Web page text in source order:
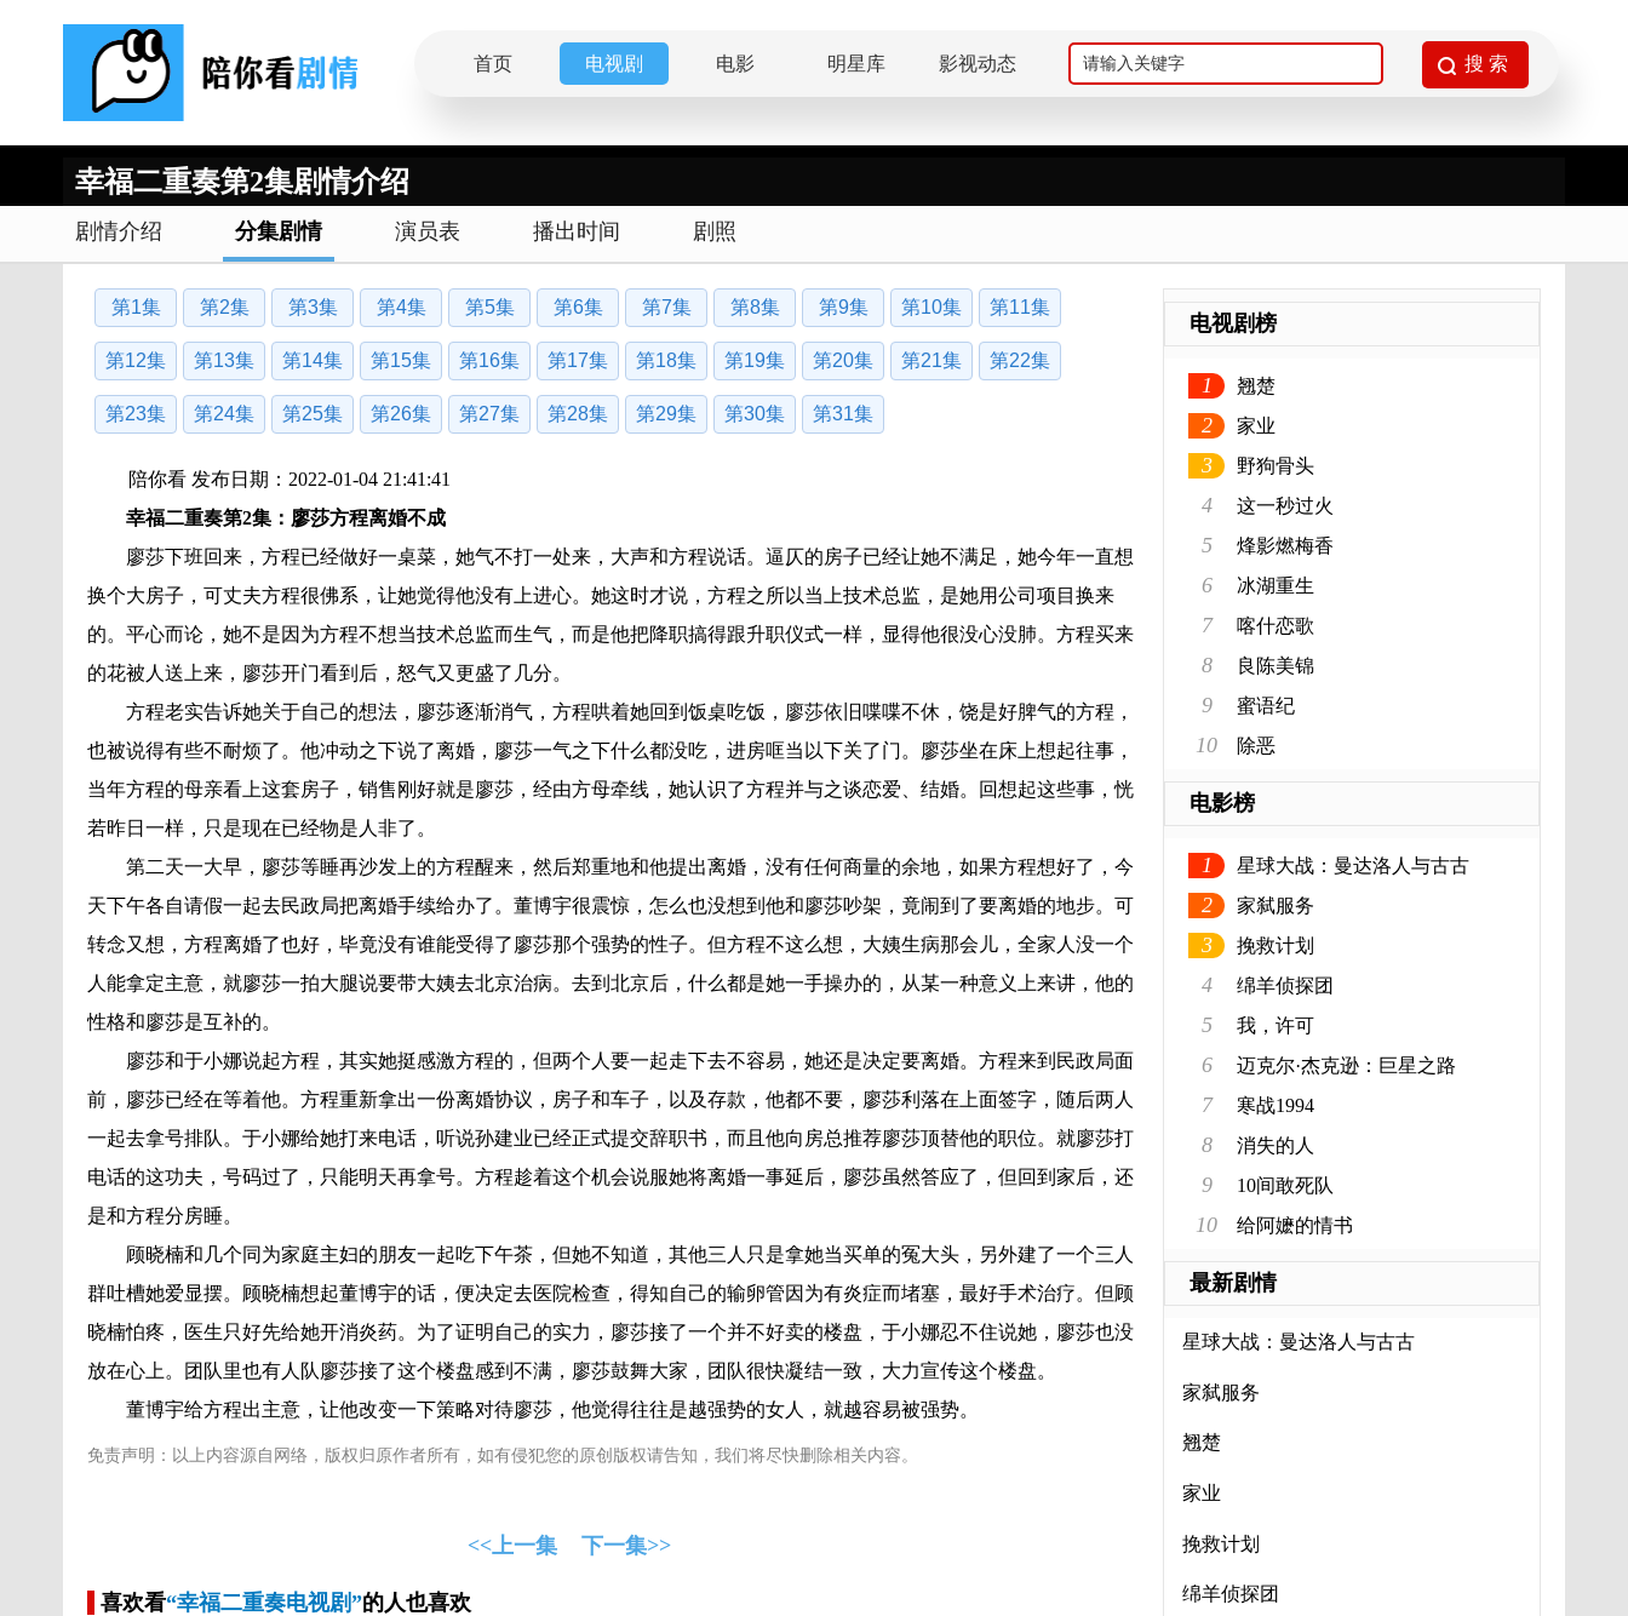
首页 电视剧 电影 明星库 影视动态
幸福二重奏第2集剧情介绍
剧情介绍 分集剧情 演员表 播出时间 剧照
第1集 第2集 第3集 第4集 第5集 第6集 第7集 第8集 第9集 第10集 第11集
第12集 第13集 第14集 第15集 第16集 第17集 第18集 第19集 第20集 第21集 第22集
第23集 第24集 第25集 第26集 第27集 第28集 第29集 第30集 第31集
陪你看 发布日期：2022-01-04 21:41:41
幸福二重奏第2集：廖莎方程离婚不成
廖莎下班回来，方程已经做好一桌菜，她气不打一处来，大声和方程说话。逼仄的房子已经让她不满足，她今年一直想
换个大房子，可丈夫方程很佛系，让她觉得他没有上进心。她这时才说，方程之所以当上技术总监，是她用公司项目换来
的。平心而论，她不是因为方程不想当技术总监而生气，而是他把降职搞得跟升职仪式一样，显得他很没心没肺。方程买来
的花被人送上来，廖莎开门看到后，怒气又更盛了几分。
方程老实告诉她关于自己的想法，廖莎逐渐消气，方程哄着她回到饭桌吃饭，廖莎依旧喋喋不休，饶是好脾气的方程，
也被说得有些不耐烦了。他冲动之下说了离婚，廖莎一气之下什么都没吃，进房哐当以下关了门。廖莎坐在床上想起往事，
当年方程的母亲看上这套房子，销售刚好就是廖莎，经由方母牵线，她认识了方程并与之谈恋爱、结婚。回想起这些事，恍
若昨日一样，只是现在已经物是人非了。
第二天一大早，廖莎等睡再沙发上的方程醒来，然后郑重地和他提出离婚，没有任何商量的余地，如果方程想好了，今
天下午各自请假一起去民政局把离婚手续给办了。董博宇很震惊，怎么也没想到他和廖莎吵架，竟闹到了要离婚的地步。可
转念又想，方程离婚了也好，毕竟没有谁能受得了廖莎那个强势的性子。但方程不这么想，大姨生病那会儿，全家人没一个
人能拿定主意，就廖莎一拍大腿说要带大姨去北京治病。去到北京后，什么都是她一手操办的，从某一种意义上来讲，他的
性格和廖莎是互补的。
廖莎和于小娜说起方程，其实她挺感激方程的，但两个人要一起走下去不容易，她还是决定要离婚。方程来到民政局面
前，廖莎已经在等着他。方程重新拿出一份离婚协议，房子和车子，以及存款，他都不要，廖莎利落在上面签字，随后两人
一起去拿号排队。于小娜给她打来电话，听说孙建业已经正式提交辞职书，而且他向房总推荐廖莎顶替他的职位。就廖莎打
电话的这功夫，号码过了，只能明天再拿号。方程趁着这个机会说服她将离婚一事延后，廖莎虽然答应了，但回到家后，还
是和方程分房睡。
顾晓楠和几个同为家庭主妇的朋友一起吃下午茶，但她不知道，其他三人只是拿她当买单的冤大头，另外建了一个三人
群吐槽她爱显摆。顾晓楠想起董博宇的话，便决定去医院检查，得知自己的输卵管因为有炎症而堵塞，最好手术治疗。但顾
晓楠怕疼，医生只好先给她开消炎药。为了证明自己的实力，廖莎接了一个并不好卖的楼盘，于小娜忍不住说她，廖莎也没
放在心上。团队里也有人队廖莎接了这个楼盘感到不满，廖莎鼓舞大家，团队很快凝结一致，大力宣传这个楼盘。
董博宇给方程出主意，让他改变一下策略对待廖莎，他觉得往往是越强势的女人，就越容易被强势。
免责声明：以上内容源自网络，版权归原作者所有，如有侵犯您的原创版权请告知，我们将尽快删除相关内容。
<<上一集 下一集>>
喜欢看“幸福二重奏电视剧”的人也喜欢
电视剧榜
1 翘楚
2 家业
3 野狗骨头
4 这一秒过火
5 烽影燃梅香
6 冰湖重生
7 喀什恋歌
8 良陈美锦
9 蜜语纪
10 除恶
电影榜
1 星球大战：曼达洛人与古古
2 家弑服务
3 挽救计划
4 绵羊侦探团
5 我，许可
6 迈克尔·杰克逊：巨星之路
7 寒战1994
8 消失的人
9 10间敢死队
10 给阿嬷的情书
最新剧情
星球大战：曼达洛人与古古
家弑服务
翘楚
家业
挽救计划
绵羊侦探团